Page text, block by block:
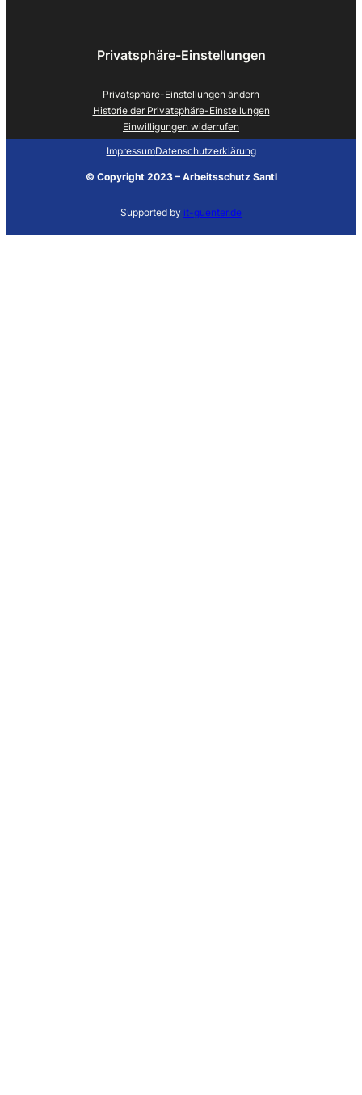
Privatsphäre-Einstellungen
Privatsphäre-Einstellungen ändern
Historie der Privatsphäre-Einstellungen
Einwilligungen widerrufen
ImpressumDatenschutzerklärung
© Copyright 2023 – Arbeitsschutz Santl
Supported by it-guenter.de